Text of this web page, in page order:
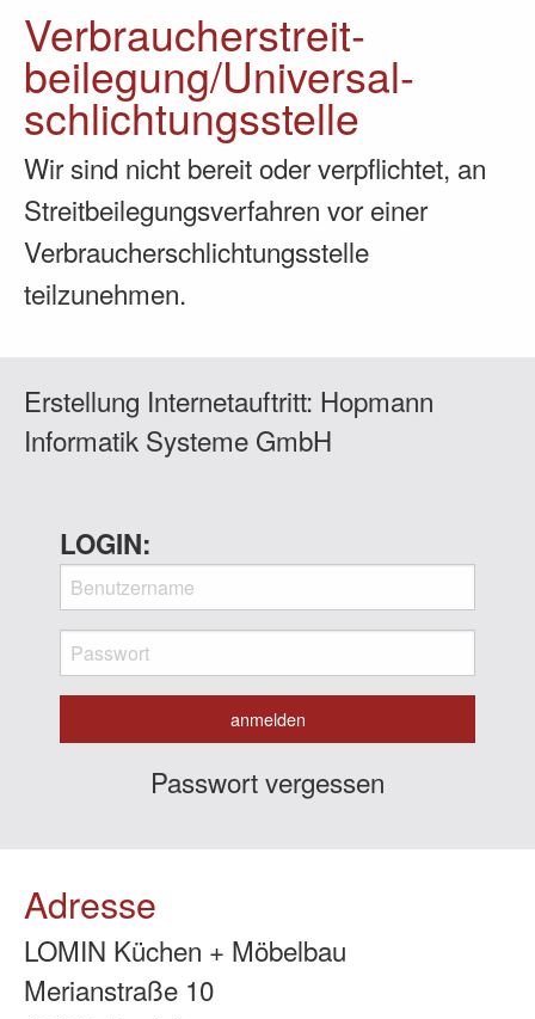
Verbraucher­streit­
beilegung/Universal­
schlichtungs­stelle
Wir sind nicht bereit oder verpflichtet, an
Streitbeilegungsverfahren vor einer
Verbraucherschlichtungsstelle
teilzunehmen.
Erstellung Internetauftritt: Hopmann
Informatik Systeme GmbH
LOGIN:
Passwort vergessen
Adresse
LOMIN Küchen + Möbelbau
Merianstraße 10